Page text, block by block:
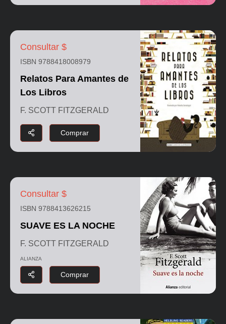
Consultar $
ISBN 9788418008979
Relatos Para Amantes de
Los Libros
F. SCOTT FITZGERALD
Comprar
Consultar $
ISBN 9788413626215
SUAVE ES LA NOCHE
F. SCOTT FITZGERALD
ALIANZA
Comprar